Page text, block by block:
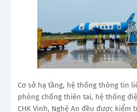
Cơ sở hạ tầng, hệ thống thông tin
phòng chống thiên tai, hệ thống
CHK Vinh, Nghệ An đều được kiểm